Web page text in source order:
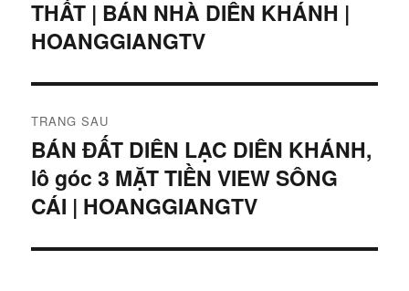
bài
viết
viết
trước:
THẤT | BÁN NHÀ DIÊN KHÁNH |
HOANGGIANGTV
TRANG SAU
Bài
tiếp
theo:
BÁN ĐẤT DIÊN LẠC DIÊN KHÁNH,
lô góc 3 MẶT TIỀN VIEW SÔNG
CÁI | HOANGGIANGTV